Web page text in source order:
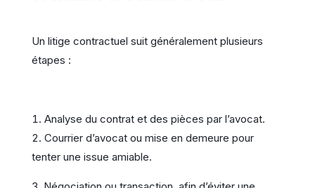
Un litige contractuel suit généralement plusieurs
étapes :
Analyse du contrat et des pièces par l’avocat.
Courrier d’avocat ou mise en demeure pour
tenter une issue amiable.